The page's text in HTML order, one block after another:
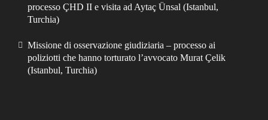
processo ÇHD II e visita ad Aytaç Ünsal (Istanbul,
Turchia)
Missione di osservazione giudiziaria – processo ai
poliziotti che hanno torturato l’avvocato Murat Çelik
(Istanbul, Turchia)